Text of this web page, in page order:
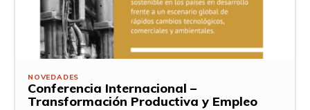
NOVEDADES
Conferencia Internacional –
Transformación Productiva y Empleo